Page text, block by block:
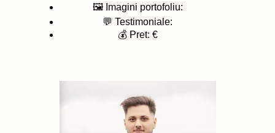
🖼️ Imagini portofoliu:
💬 Testimoniale:
💰 Pret: €